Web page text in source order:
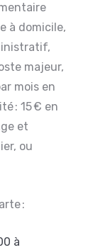
à domicile,
majeur,
mois en
: 15 € en
et
ou
:
à